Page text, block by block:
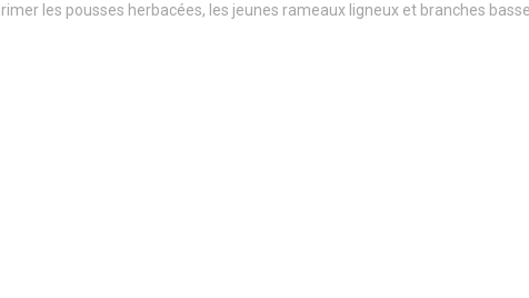
les pousses herbacées, les jeunes rameaux ligneux et branches